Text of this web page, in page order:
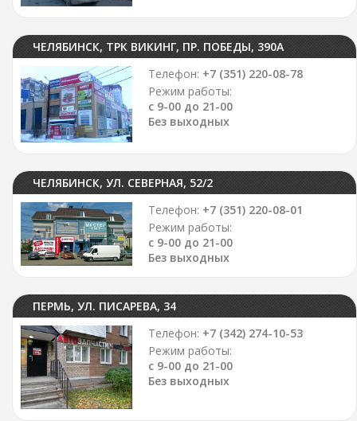
ЧЕЛЯБИНСК, ТРК ВИКИНГ, ПР. ПОБЕДЫ, 390А
Телефон: +7 (351) 220-08-78
Режим работы:
с 9-00 до 21-00
Без выходных
ЧЕЛЯБИНСК, УЛ. СЕВЕРНАЯ, 52/2
Телефон: +7 (351) 220-08-01
Режим работы:
с 9-00 до 21-00
Без выходных
ПЕРМЬ, УЛ. ПИСАРЕВА, 34
Телефон: +7 (342) 274-10-53
Режим работы:
с 9-00 до 21-00
Без выходных